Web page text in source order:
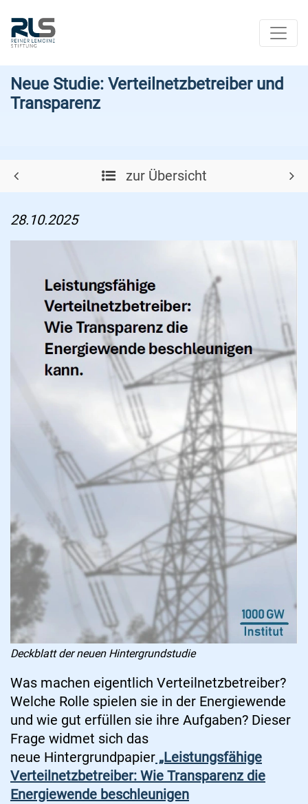
Neue Studie: Verteilnetzbetreiber und
Transparenz
zur Übersicht
28.10.2025
Deckblatt der neuen Hintergrundstudie
Was machen eigentlich Verteilnetzbetreiber?
Welche Rolle spielen sie in der Energiewende
und wie gut erfüllen sie ihre Aufgaben? Dieser
Frage widmet sich das
neue Hintergrundpapier „Leistungsfähige
Verteilnetzbetreiber: Wie Transparenz die
Energiewende beschleunigen